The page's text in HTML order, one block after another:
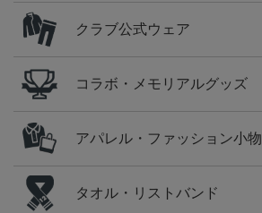
クラブ公式ウェア
コラボ・メモリアルグッズ
アパレル・ファッション小物
タオル・リストバンド